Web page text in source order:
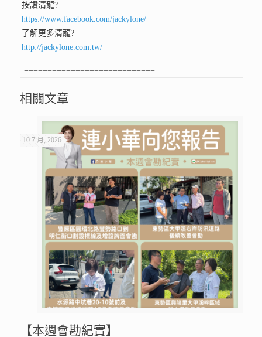
按讚清龍?
https://www.facebook.com/jackylone/
了解更多清龍?
http://jackylone.com.tw/
============================
相關文章
10 7 月, 2026
【本週會勘紀實】